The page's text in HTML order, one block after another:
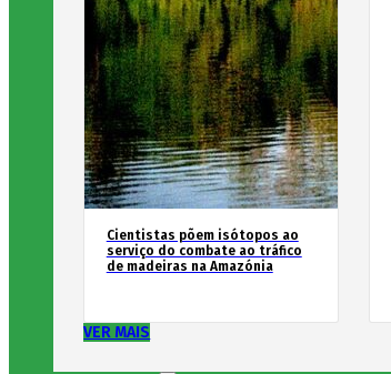
Cientistas põem isótopos ao
serviço do combate ao tráfico
de madeiras na Amazónia
VER MAIS